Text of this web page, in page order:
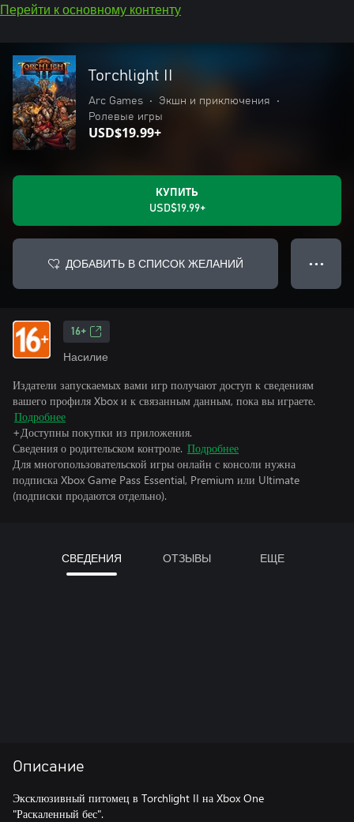
Перейти к основному контенту
Torchlight II
Arc Games • Экшн и приключения
•
Ролевые игры
USD$19.99+
КУПИТЬ
USD$19.99+
ДОБАВИТЬ В СПИСОК ЖЕЛАНИЙ ● ● ●
16+
Насилие
Издатели запускаемых вами игр получают доступ к сведениям
вашего профиля Xbox и к связанным данным, пока вы играете.
Подробнее
+Доступны покупки из приложения.
Сведения о родительском контроле. Подробнее
Для многопользовательской игры онлайн с консоли нужна
подписка Xbox Game Pass Essential, Premium или Ultimate
(подписки продаются отдельно).
СВЕДЕНИЯ ОТЗЫВЫ ЕЩЕ
Описание
Эксклюзивный питомец в Torchlight II на Xbox One
"Раскаленный бес".